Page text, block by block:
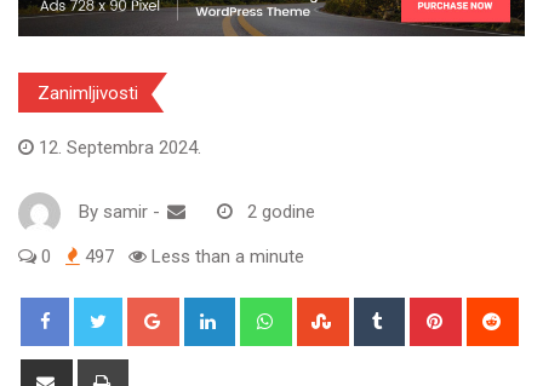
Zanimljivosti
12. Septembra 2024.
By samir - 2 godine
0 497 Less than a minute
Google+ LinkedIn WhatsappStumbleUpon
Tumblr Pinterest
Share